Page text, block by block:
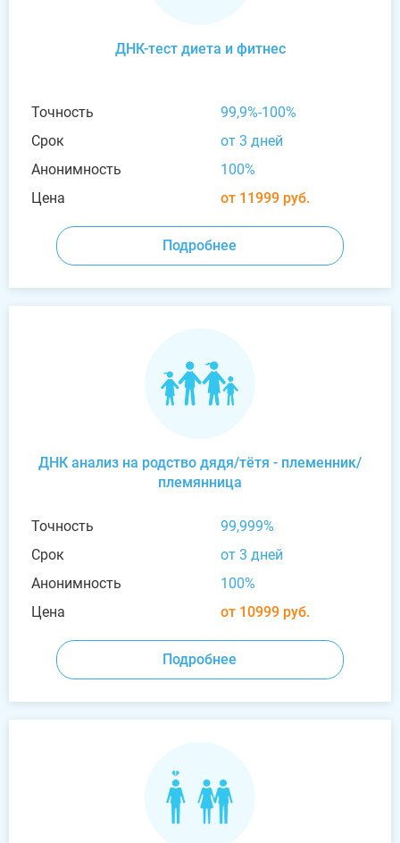
ДНК-тест диета и фитнес
Точность
99,9%-100%
Срок
от 3 дней
Анонимность
100%
Цена
от 11999 руб.
Подробнее
ДНК анализ на родство дядя/тётя - племенник/
племянница
Точность
99,999%
Срок
от 3 дней
Анонимность
100%
Цена
от 10999 руб.
Подробнее